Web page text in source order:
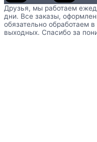
Друзья, мы работаем
дни. Все заказы,
обязательно обработаем
выходных. Спасибо за